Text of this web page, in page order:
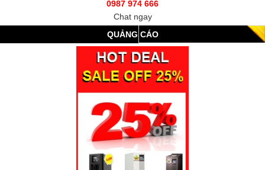
0987 974 666
Chat ngay
QUẢNG CÁO